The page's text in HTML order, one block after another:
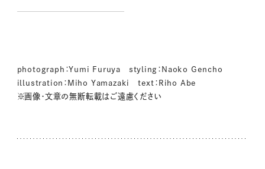
靴好きリンネルスタッフ２名
photograph：Yumi Furuya styling：Naoko Gencho
illustration：Miho Yamazaki text：Riho Abe
※画像・文章の無断転載はご遠慮ください